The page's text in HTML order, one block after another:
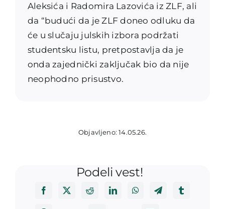
Aleksića i Radomira Lazovića iz ZLF, ali
da “budući da je ZLF doneo odluku da
će u slučaju julskih izbora podržati
studentsku listu, pretpostavlja da je
onda zajednički zaključak bio da nije
neophodno prisustvo.
Objavljeno: 14.05.26.
Podeli vest!